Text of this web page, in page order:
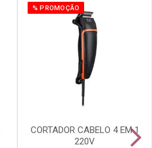
% PROMOÇÃO
CORTADOR CABELO 4 EM 1
220V